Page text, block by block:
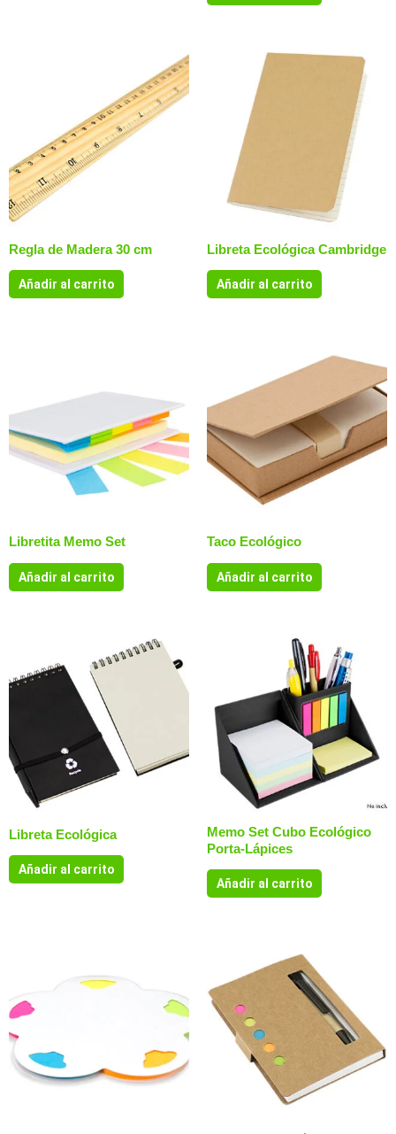
Regla de Madera 30 cm
Añadir al carrito
Libreta Ecológica Cambridge
Añadir al carrito
Libretita Memo Set
Añadir al carrito
Taco Ecológico
Añadir al carrito
Libreta Ecológica
Añadir al carrito
Memo Set Cubo Ecológico
Porta-Lápices
Añadir al carrito